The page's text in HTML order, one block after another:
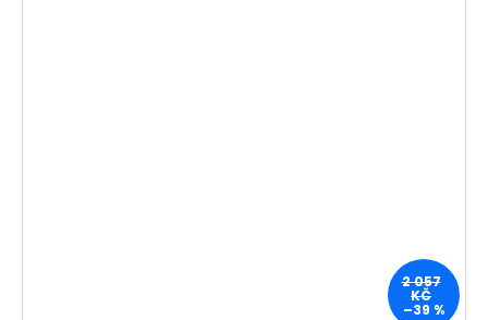
2 057
KČ
–39 %